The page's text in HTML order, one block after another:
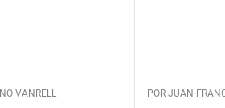
VANRELL POR JUAN